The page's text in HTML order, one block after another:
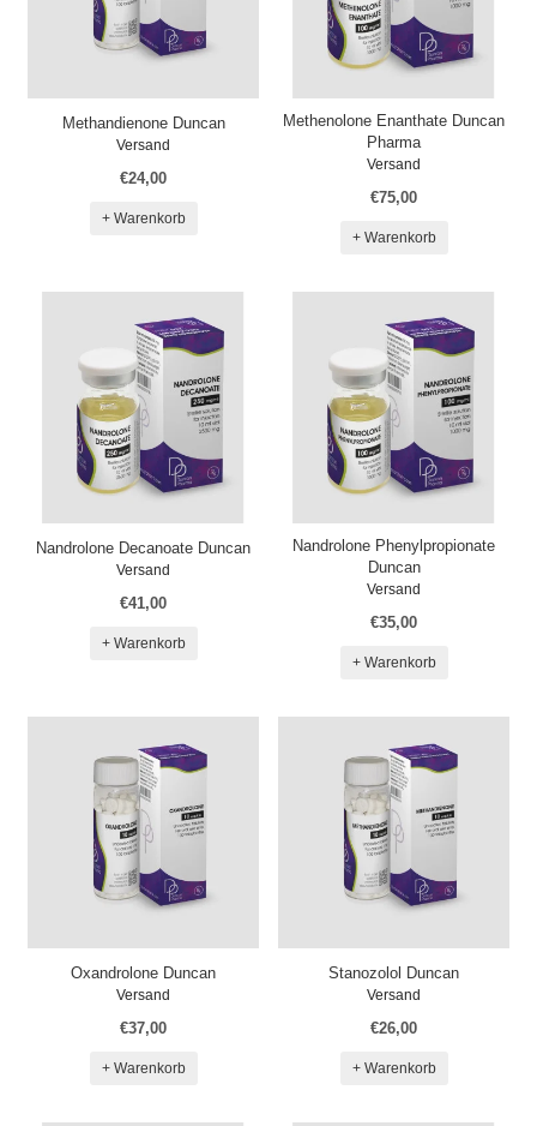
Methandienone Duncan
Versand
€24,00
+ Warenkorb
Methenolone Enanthate Duncan
Pharma
Versand
€75,00
+ Warenkorb
Nandrolone Decanoate Duncan
Versand
€41,00
+ Warenkorb
Nandrolone Phenylpropionate
Duncan
Versand
€35,00
+ Warenkorb
Oxandrolone Duncan
Versand
€37,00
+ Warenkorb
Stanozolol Duncan
Versand
€26,00
+ Warenkorb